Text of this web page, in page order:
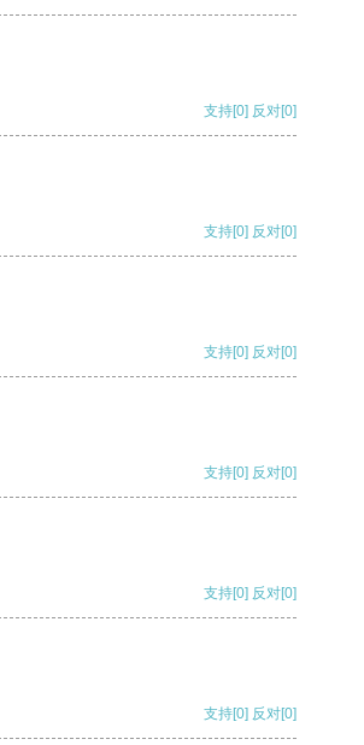
支持[0] 反对[0]
支持[0] 反对[0]
支持[0] 反对[0]
支持[0] 反对[0]
支持[0] 反对[0]
支持[0] 反对[0]